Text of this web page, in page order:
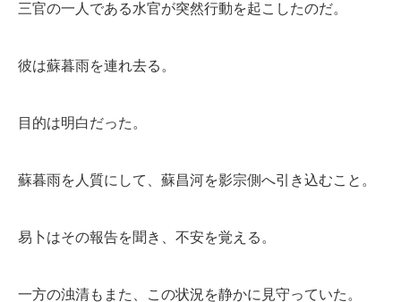
三官の一人である水官が突然行動を起こしたのだ。
彼は蘇暮雨を連れ去る。
目的は明白だった。
蘇暮雨を人質にして、蘇昌河を影宗側へ引き込むこと。
易卜はその報告を聞き、不安を覚える。
一方の浊清もまた、この状況を静かに見守っていた。